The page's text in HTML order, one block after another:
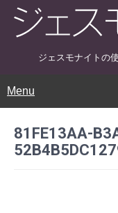
ジェスモナイトの
Menu
81FE13AA-